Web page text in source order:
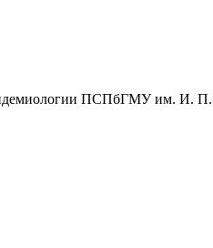
ПСПбГМУ им. И. П.